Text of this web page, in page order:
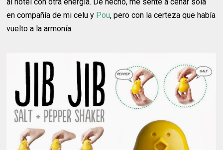
en compañía de mi celu y Pou, pero con la certeza que había
vuelto a la armonía.